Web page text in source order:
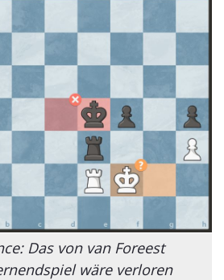
Das von van Foreest
wäre verloren